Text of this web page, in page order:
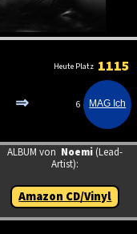
Heute Platz 1115
⇒ 6
ALBUM von Noemi (Lead-
Artist):
Amazon CD/Vinyl